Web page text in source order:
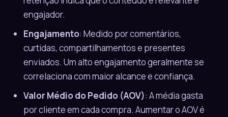
engajador.
Engajamento: Medido por comentários,
curtidas, compartilhamentos e presentes
enviados. Um alto engajamento geralmente se
correlaciona com maior alcance e confiança.
Valor Médio do Pedido (AOV): A média gasta
por cliente em cada compra. Aumentar o AOV é